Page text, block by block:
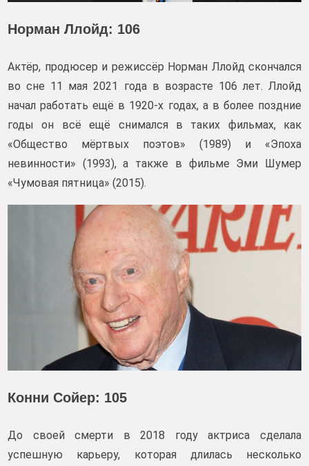
Норман Ллойд: 106
Актёр, продюсер и режиссёр Норман Ллойд скончался
во сне 11 мая 2021 года в возрасте 106 лет. Ллойд
начал работать ещё в 1920-х годах, а в более поздние
годы он всё ещё снимался в таких фильмах, как
«Общество мёртвых поэтов» (1989) и «Эпоха
невинности» (1993), а также в фильме Эми Шумер
«Чумовая пятница» (2015).
Конни Сойер: 105
До своей смерти в 2018 году актриса сделала
успешную карьеру, которая длилась несколько